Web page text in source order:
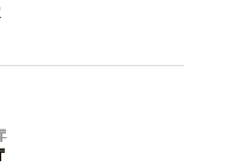
1 957 000 ₸
1 663 000 ₸